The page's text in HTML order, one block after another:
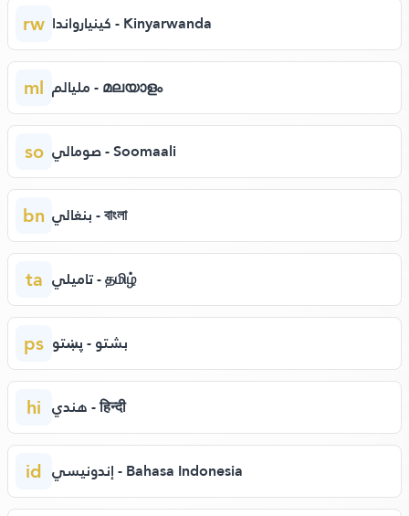
rw كينيارواندا - Kinyarwanda
ml مليالم - മലയാളം
so صومالي - Soomaali
bn بنغالي - বাংলা
ta تاميلي - தமிழ்
ps بشتو - پښتو
hi هندي - हिन्दी
id إندونيسي - Bahasa Indonesia